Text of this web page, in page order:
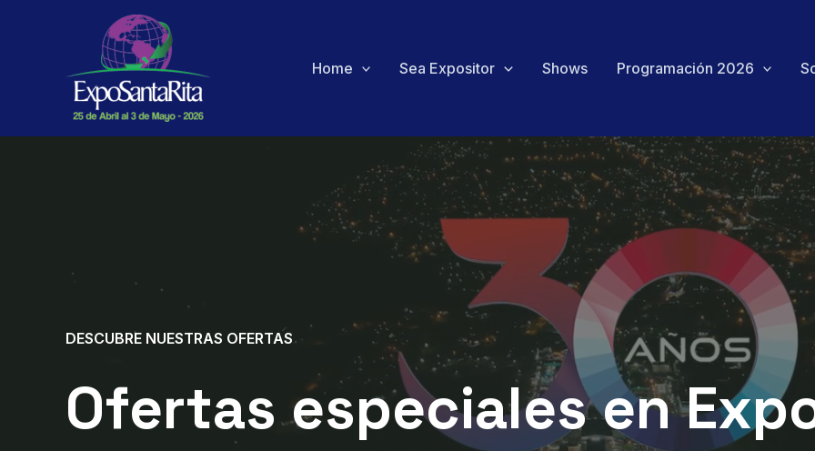
Home Sea Expositor Shows Programación 2026
DESCUBRE NUESTRAS OFERTAS
Ofertas especiales en